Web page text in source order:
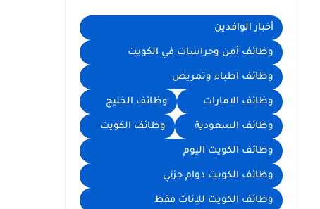
أخبار الوافدين
وظائف أمن وحراسات في الكويت
وظائف اطباء وتمريض
وظائف الامارات وظائف الخليج
وظائف السعودية وظائف الكويت
وظائف الكويت اليوم
وظائف الكويت دوام جزئي
وظائف الكويت للإناث فقط